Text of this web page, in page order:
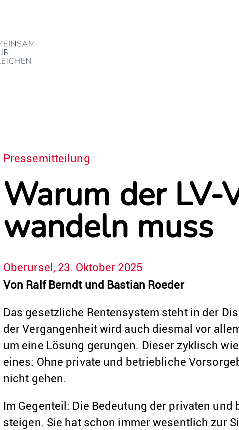
Pressemitteilung
Warum der LV-
wandeln muss
Oberursel, 23. Oktober 2025
Von Ralf Berndt und Bastian Roeder
Das gesetzliche Rentensystem steht in der
der Vergangenheit wird auch diesmal vor
um eine Lösung gerungen. Dieser zyklisch
eines: Ohne private und betriebliche
nicht gehen.
Im Gegenteil: Die Bedeutung der privaten
steigen. Sie hat schon immer wesentlich zur